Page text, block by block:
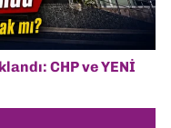
CHP ve YENİ